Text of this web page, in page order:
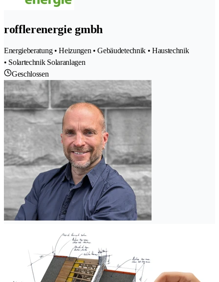
rofflerenergie gmbh
Energieberatung • Heizungen • Gebäudetechnik • Haustechnik
• Solartechnik Solaranlagen
Geschlossen